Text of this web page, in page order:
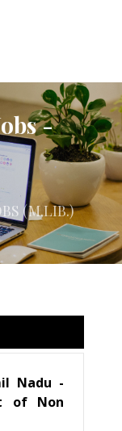
-
(M.LIB.)
Nadu -
of Non